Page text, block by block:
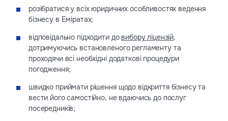
розібратися у всіх юридичних особливостях ведення
бізнесу в Еміратах;
відповідально підходити до вибору ліцензій,
дотримуючись встановленого регламенту та
проходячи всі необхідні додаткові процедури
погодження;
швидко приймати рішення щодо відкриття бізнесу та
вести його самостійно, не вдаючись до послуг
посередників;